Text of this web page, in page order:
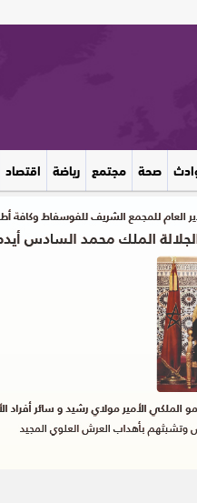
صحة مجتمع رياضة اقتصاد